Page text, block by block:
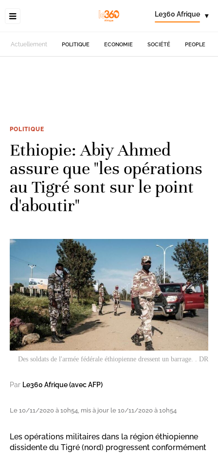
Le360 Afrique ▾
Actuellement POLITIQUE ECONOMIE SOCIÉTÉ PEOPLE
POLITIQUE
Ethiopie: Abiy Ahmed
assure que "les opérations
au Tigré sont sur le point
d'aboutir"
Des soldats de l'armée fédérale éthiopienne dressent un barrage. . DR
Par Le360 Afrique (avec AFP)
Le 10/11/2020 à 10h54, mis à jour le 10/11/2020 à 10h54
Les opérations militaires dans la région éthiopienne
dissidente du Tigré (nord) progressent conformément